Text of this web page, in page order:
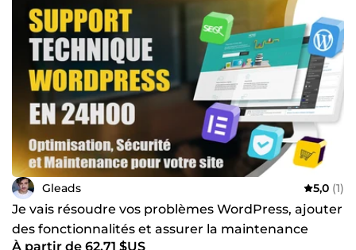
Gleads 5,0 (1)
Je vais résoudre vos problèmes WordPress, ajouter
des fonctionnalités et assurer la maintenance
À partir de 62,71 $US